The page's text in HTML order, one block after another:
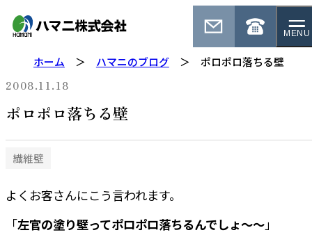
MENU
ホーム ハマニのブログ ポロポロ落ちる壁
ポロポロ落ちる壁
2008.11.18
繊維壁
よくお客さんにこう言われます。
「左官の塗り壁ってポロポロ落ちるんでしょ～～」